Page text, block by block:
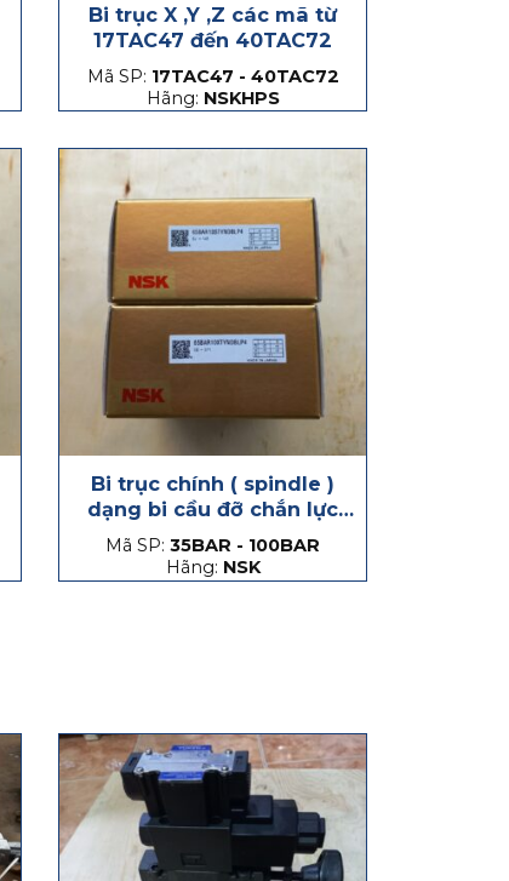
Bi trục X ,Y ,Z các mã từ
17TAC47 đến 40TAC72
Mã SP: 17TAC47 - 40TAC72
Hãng: NSKHPS
Bi trục chính ( spindle )
dạng bi cầu đỡ chắn lực
phát sinh dọc trục, hạt
thép và hạt gốm
Mã SP: 35BAR - 100BAR
Hãng: NSK